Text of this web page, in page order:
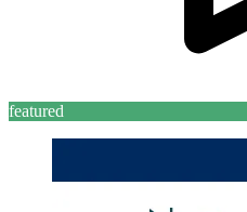
featured